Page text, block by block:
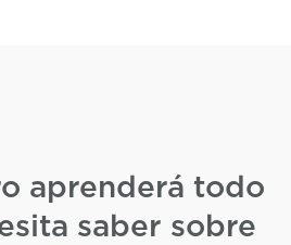
aprenderá todo
saber sobre